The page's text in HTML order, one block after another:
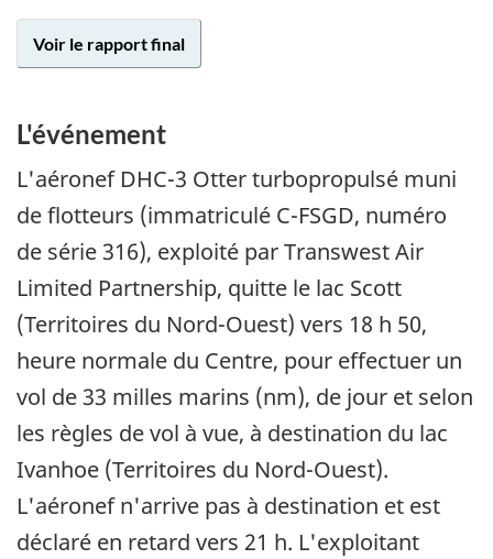
Voir le rapport final
L'événement
L'aéronef DHC-3 Otter turbopropulsé muni
de flotteurs (immatriculé C-FSGD, numéro
de série 316), exploité par Transwest Air
Limited Partnership, quitte le lac Scott
(Territoires du Nord-Ouest) vers 18 h 50,
heure normale du Centre, pour effectuer un
vol de 33 milles marins (nm), de jour et selon
les règles de vol à vue, à destination du lac
Ivanhoe (Territoires du Nord-Ouest).
L'aéronef n'arrive pas à destination et est
déclaré en retard vers 21 h. L'exploitant